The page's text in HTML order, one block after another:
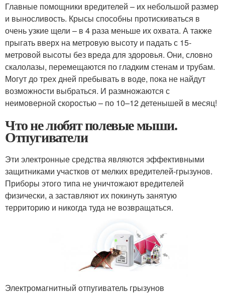
Главные помощники вредителей – их небольшой размер
и выносливость. Крысы способны протискиваться в
очень узкие щели – в 4 раза меньше их охвата. А также
прыгать вверх на метровую высоту и падать с 15-
метровой высоты без вреда для здоровья. Они, словно
скалолазы, перемещаются по гладким стенам и трубам.
Могут до трех дней пребывать в воде, пока не найдут
возможности выбраться. И размножаются с
неимоверной скоростью – по 10–12 детенышей в месяц!
Что не любят полевые мыши.
Отпугиватели
Эти электронные средства являются эффективными
защитниками участков от мелких вредителей-грызунов.
Приборы этого типа не уничтожают вредителей
физически, а заставляют их покинуть занятую
территорию и никогда туда не возвращаться.
Электромагнитный отпугиватель грызунов